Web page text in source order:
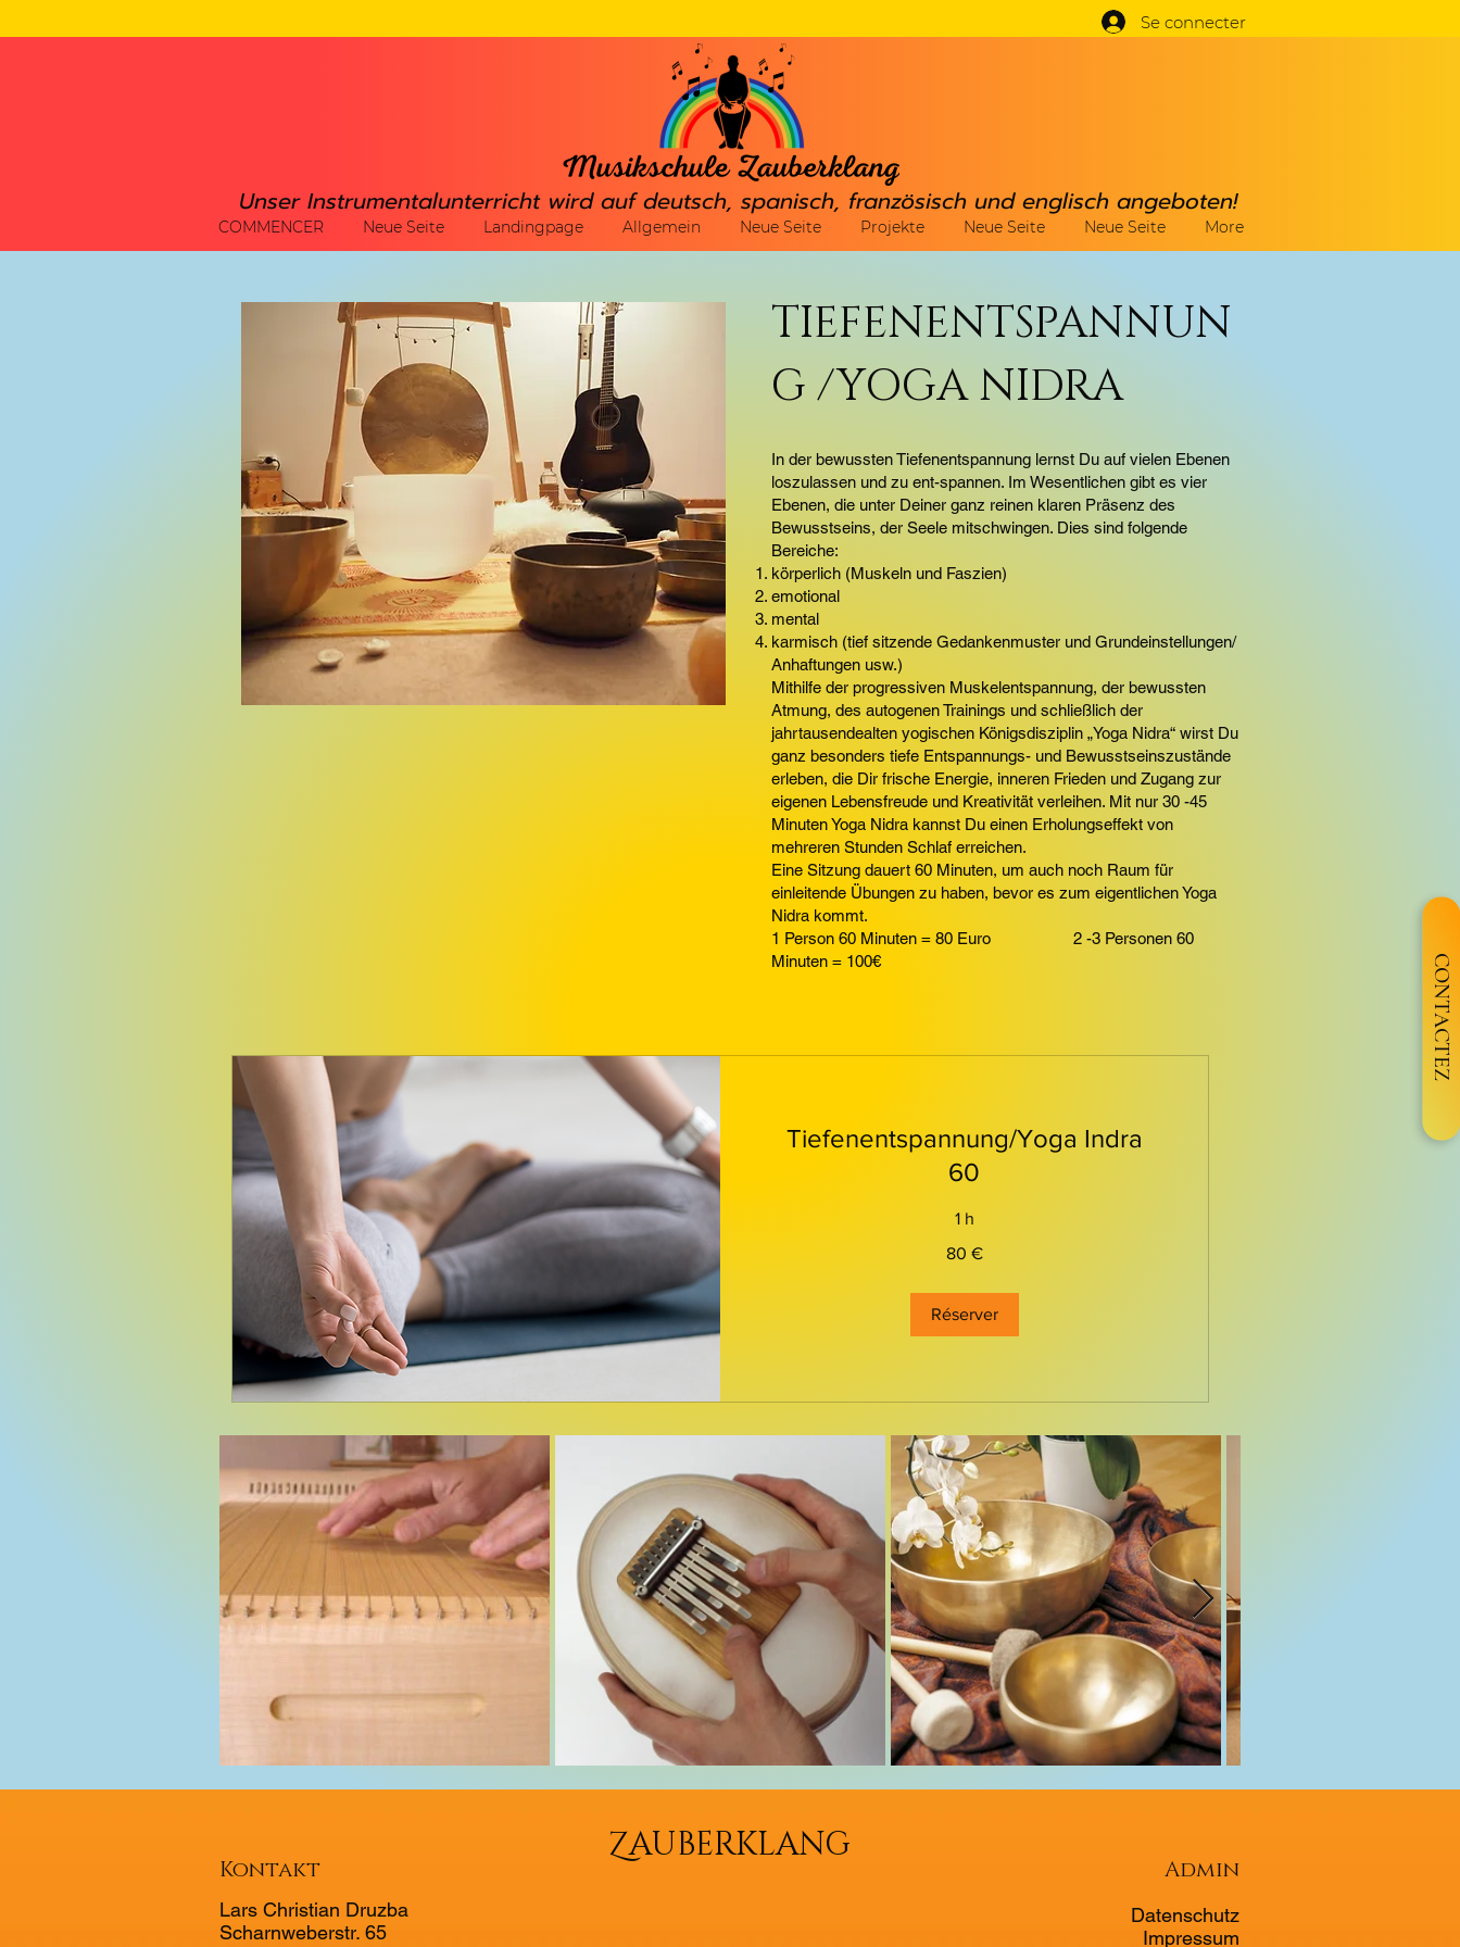
Se connecter
Unser Instrumentalunterricht wird auf deutsch, spanisch, französisch und englisch angeboten!
COMMENCER Neue Seite Landingpage Allgemein Neue Seite Projekte Neue Seite Neue Seite More
CONTACTEZ
TIEFENENTSPANNUN
G /YOGA NIDRA
In der bewussten Tiefenentspannung lernst Du auf vielen Ebenen
loszulassen und zu ent-spannen. Im Wesentlichen gibt es vier
Ebenen, die unter Deiner ganz reinen klaren Präsenz des
Bewusstseins, der Seele mitschwingen. Dies sind folgende
Bereiche:
körperlich (Muskeln und Faszien)
emotional
mental
karmisch (tief sitzende Gedankenmuster und Grundeinstellungen/
Anhaftungen usw.)
Mithilfe der progressiven Muskelentspannung, der bewussten
Atmung, des autogenen Trainings und schließlich der
jahrtausendealten yogischen Königsdisziplin „Yoga Nidra“ wirst Du
ganz besonders tiefe Entspannungs- und Bewusstseinszustände
erleben, die Dir frische Energie, inneren Frieden und Zugang zur
eigenen Lebensfreude und Kreativität verleihen. Mit nur 30 -45
Minuten Yoga Nidra kannst Du einen Erholungseffekt von
mehreren Stunden Schlaf erreichen.
Eine Sitzung dauert 60 Minuten, um auch noch Raum für
einleitende Übungen zu haben, bevor es zum eigentlichen Yoga
Nidra kommt.
1 Person 60 Minuten = 80 Euro 2 -3 Personen 60
Minuten = 100€
Tiefenentspannung/Yoga Indra
60
1 h
80 €
Réserver
Admin
ZAUBERKLANG
Kontakt
Lars Christian Druzba
Scharnweberstr. 65
Datenschutz
Impressum